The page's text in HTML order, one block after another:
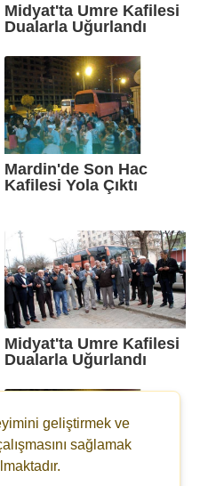
Midyat'ta Umre Kafilesi
Dualarla Uğurlandı
Mardin'de Son Hac
Kafilesi Yola Çıktı
Midyat'ta Umre Kafilesi
Dualarla Uğurlandı
geliştirmek ve
sağlamak